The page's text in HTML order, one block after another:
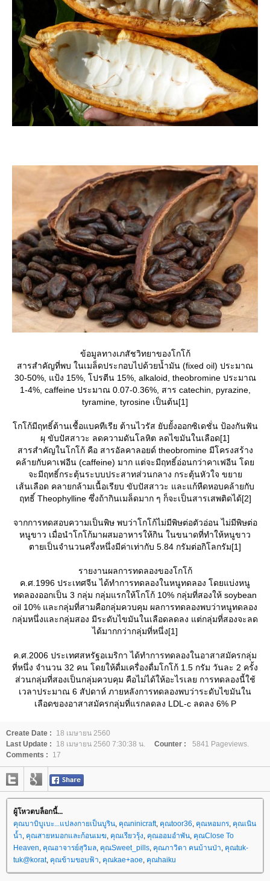
ข้อมูลทางเภสัชวิทยาของโกโก้
สารสำคัญที่พบ ในเมล็ดประกอบไปด้วยน้ำมัน (fixed oil) ประมาณ
30-50%, แป้ง 15%, โปรตีน 15%, alkaloid, theobromine ประมาณ
1-4%, caffeine ประมาณ 0.07-0.36%, สาร catechin, pyrazine,
tyramine, tyrosine เป็นต้น[1]
กโก้มีฤทธิ์ต้านเชื้อแบคทีเรีย ต้านไวรัส ยับยั้งออกซิเดชั่น ป้องกันฟัน
ผุ ขับปัสสาวะ ลดความดันโลหิต ลดไขมันในเลือด[1]
สารสำคัญในโกโก้ คือ สารอัลคาลอยด์ theobromine มีโครงสร้าง
คล้ายกับคาเฟอีน (caffeine) มาก แต่จะมีฤทธิ์อ่อนกว่าคาเฟอีน โด
จะมีฤทธิ์กระตุ้นระบบประสาทส่วนกลาง กระตุ้นหัวใจ ขยา
เส้นเลือด คลายกล้ามเนื้อเรียบ ขับปัสสาวะ และแก้หืดหอบคล้ายกับ
ฤทธิ์ Theophylline ซึ่งถ้ากินเมล็ดมาก ๆ ก็จะเป็นสารเสพติดได้[2]
จากการทดสอบความเป็นพิษ พบว่าโกโก้ไม่มีพิษต่อตัวอ่อน ไม่มีพิษต่อ
หนูขาว เมื่อนำโกโก้มาผสมอาหารให้กิน ในขนาดที่ทำให้หนูขาว
ตายเป็นจำนวนครึ่งหนึ่งมีค่าเท่ากับ 5.84 กรัมต่อกิโลกรัม[1]
รายงานผลการทดลองของโกโก้
ค.ศ.1996 ประเทศจีน ได้ทำการทดลองในหนูทดลอง โดยแบ่งหนู
ทดลองออกเป็น 3 กลุ่ม กลุ่มแรกให้โกโก้ 10% กลุ่มที่สองให้ soybean
oil 10% และกลุ่มที่สามคือกลุ่มควบคุม ผลการทดลองพบว่าหนูทดลอง
กลุ่มหนึ่งและกลุ่มสอง มีระดับไขมันในเลือดลดลง แต่กลุ่มที่สองจะลด
ได้มากกว่ากลุ่มที่หนึ่ง[1]
ค.ศ.2006 ประเทศสหรัฐอเมริกา ได้ทำการทดลองในอาสาสมัครกลุ่ม
ที่หนึ่ง จำนวน 32 คน โดยให้ดื่มเครื่องดื่มโกโก้ 1.5 กรัม วันละ 2 ครั้ง
ส่วนกลุ่มที่สองเป็นกลุ่มควบคุม คือไม่ได้ให้อะไรเลย การทดลองนี้ใช้
เวลาประมาณ 6 สัปดาห์ ภายหลังการทดลองพบว่าระดับไขมันใน
เลือดของอาสาสมัครกลุ่มที่แรกลดลง LDL-c ลดลง 6% P
Create Date :
18 เมษายน 2560
Last Update :
18 เมษายน 2560 7:30:38 น. Counter :
5841 Pageviews.
Comments :
17
ผู้โหวตบล็อกนี้...
คุณบาบิบูเบะ...แปลงกายเป็นบูริน, คุณninicraft, คุณtoor36, คุณหอมกร, คุณเนิน
น้ำ, คุณสายหมอกและก้อนเมฆ, คุณเรียวรุ้ง, คุณออมอำพัน, คุณClose To
Heaven, คุณอาจารย์สุวิมล, คุณSweet_pills, คุณภาวิดา คนบ้านป่า, คุณtuk-
tuk@korat, คุณข้ามขอบฟ้า, คุณkae+aoe, คุณhaiku